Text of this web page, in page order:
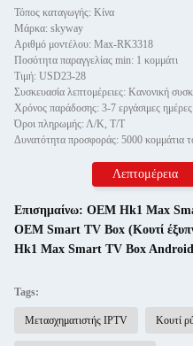
Τόπος καταγωγής: Κίνα
Μάρκα: skyway
Αριθμό μοντέλου: Max-RK3318
Ποσότητα παραγγελίας min: 1 κομμάτι
Τιμή: USD23-28
Συσκευασία λεπτομέρειες: Κανονική
Χρόνος παράδοσης: 3-7 εργάσιμες ημέρες
Όροι πληρωμής: Λ/Κ, Τ/Τ
Δυνατότητα προσφοράς: 5000 κομμάτια
Λεπτομέρεια
Επισημαίνω: OEM Hk1 Max
OEM Smart TV Box (Κουτί
Hk1 Max Smart TV Box Android
Tags:
Μετασχηματιστής IPTV Κουτί